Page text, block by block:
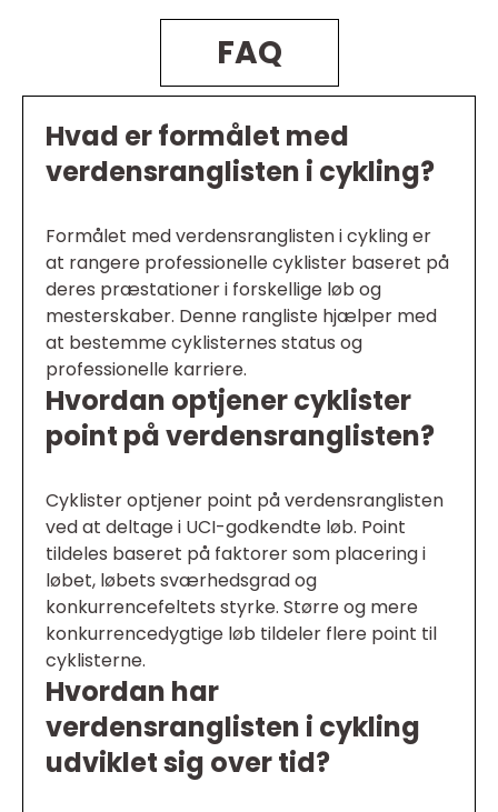
FAQ
Hvad er formålet med
verdensranglisten i cykling?
Formålet med verdensranglisten i cykling er
at rangere professionelle cyklister baseret på
deres præstationer i forskellige løb og
mesterskaber. Denne rangliste hjælper med
at bestemme cyklisternes status og
professionelle karriere.
Hvordan optjener cyklister
point på verdensranglisten?
Cyklister optjener point på verdensranglisten
ved at deltage i UCI-godkendte løb. Point
tildeles baseret på faktorer som placering i
løbet, løbets sværhedsgrad og
konkurrencefeltets styrke. Større og mere
konkurrencedygtige løb tildeler flere point til
cyklisterne.
Hvordan har
verdensranglisten i cykling
udviklet sig over tid?